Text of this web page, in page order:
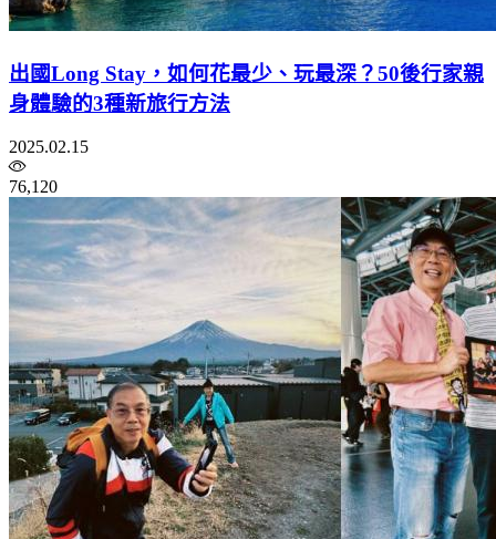
出國Long Stay，如何花最少、玩最深？50後行家親
身體驗的3種新旅行方法
2025.02.15
76,120